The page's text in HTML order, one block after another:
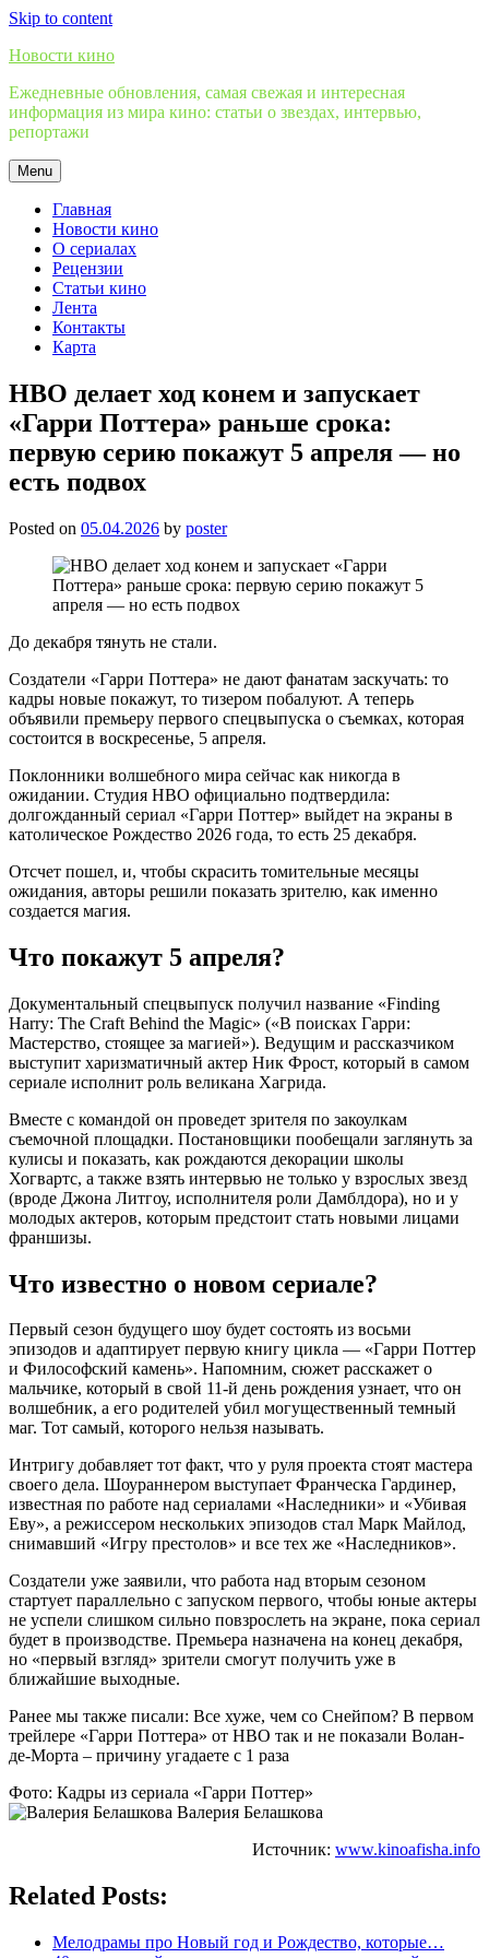
Skip to content
Новости кино
Ежедневные обновления, самая свежая и интересная
информация из мира кино: статьи о звездах, интервью,
репортажи
Menu
Главная
Новости кино
О сериалах
Рецензии
Статьи кино
Лента
Контакты
Карта
HBO делает ход конем и запускает
«Гарри Поттера» раньше срока:
первую серию покажут 5 апреля — но
есть подвох
Posted on 05.04.2026 by poster
До декабря тянуть не стали.
Создатели «Гарри Поттера» не дают фанатам заскучать: то
кадры новые покажут, то тизером побалуют. А теперь
объявили премьеру первого спецвыпуска о съемках, которая
состоится в воскресенье, 5 апреля.
Поклонники волшебного мира сейчас как никогда в
ожидании. Студия HBO официально подтвердила:
долгожданный сериал «Гарри Поттер» выйдет на экраны в
католическое Рождество 2026 года, то есть 25 декабря.
Отсчет пошел, и, чтобы скрасить томительные месяцы
ожидания, авторы решили показать зрителю, как именно
создается магия.
Что покажут 5 апреля?
Документальный спецвыпуск получил название «Finding
Harry: The Craft Behind the Magic» («В поисках Гарри:
Мастерство, стоящее за магией»). Ведущим и рассказчиком
выступит харизматичный актер Ник Фрост, который в самом
сериале исполнит роль великана Хагрида.
Вместе с командой он проведет зрителя по закоулкам
съемочной площадки. Постановщики пообещали заглянуть за
кулисы и показать, как рождаются декорации школы
Хогвартс, а также взять интервью не только у взрослых звезд
(вроде Джона Литгоу, исполнителя роли Дамблдора), но и у
молодых актеров, которым предстоит стать новыми лицами
франшизы.
Что известно о новом сериале?
Первый сезон будущего шоу будет состоять из восьми
эпизодов и адаптирует первую книгу цикла — «Гарри Поттер
и Философский камень». Напомним, сюжет расскажет о
мальчике, который в свой 11-й день рождения узнает, что он
волшебник, а его родителей убил могущественный темный
маг. Тот самый, которого нельзя называть.
Интригу добавляет тот факт, что у руля проекта стоят мастера
своего дела. Шоураннером выступает Франческа Гардинер,
известная по работе над сериалами «Наследники» и «Убивая
Еву», а режиссером нескольких эпизодов стал Марк Майлод,
снимавший «Игру престолов» и все тех же «Наследников».
Создатели уже заявили, что работа над вторым сезоном
стартует параллельно с запуском первого, чтобы юные актеры
не успели слишком сильно повзрослеть на экране, пока сериал
будет в производстве. Премьера назначена на конец декабря,
но «первый взгляд» зрители смогут получить уже в
ближайшие выходные.
Ранее мы также писали: Все хуже, чем со Снейпом? В первом
трейлере «Гарри Поттера» от НВО так и не показали Волан-
де-Морта – причину угадаете с 1 раза
Фото: Кадры из сериала «Гарри Поттер»
Валерия Белашкова
Источник: www.kinoafisha.info
Related Posts:
Мелодрамы про Новый год и Рождество, которые…